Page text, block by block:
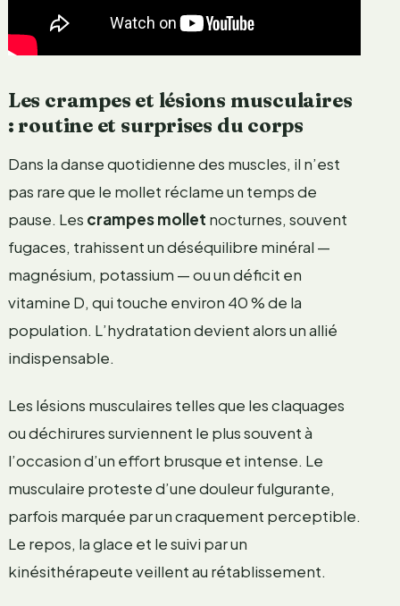
Les crampes et lésions musculaires
: routine et surprises du corps
Dans la danse quotidienne des muscles, il n’est
pas rare que le mollet réclame un temps de
pause. Les crampes mollet nocturnes, souvent
fugaces, trahissent un déséquilibre minéral —
magnésium, potassium — ou un déficit en
vitamine D, qui touche environ 40 % de la
population. L’hydratation devient alors un allié
indispensable.
Les lésions musculaires telles que les claquages
ou déchirures surviennent le plus souvent à
l’occasion d’un effort brusque et intense. Le
musculaire proteste d’une douleur fulgurante,
parfois marquée par un craquement perceptible.
Le repos, la glace et le suivi par un
kinésithérapeute veillent au rétablissement.